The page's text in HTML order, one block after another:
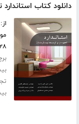
دانلود کتاب
از:
۲۲۸